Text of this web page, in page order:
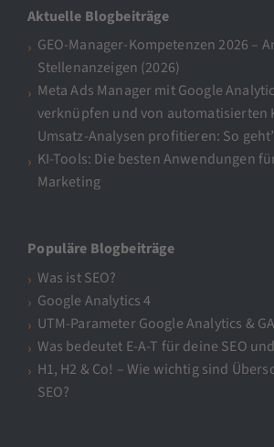
Aktuelle Blogbeiträge
GEO-Manager-Kompetenzen 2026 –
Stellenanzeigen (2026)
Meta Ads Manager mit Google
verknüpfen und von automatisierten
Umsatz-Analysen profitieren: So
KI-Tools: Die besten Anwendungen
Marketing
Populäre Blogbeiträge
Was ist SEO?
Google Analytics 4
UTM-Parameter Google Analytics &
Was bedeutet E-A-T für deine SEO
H1, H2 & Co! – Wie wichtig sind
SEO?